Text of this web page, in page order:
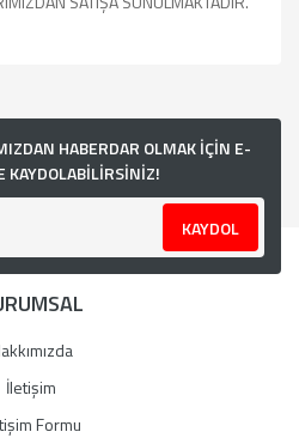
ederiz.
veya görüntülenemiyor.
bilgiler bulunuyor.
daha pahalı.
HABERDAR OLMAK İÇİN E-
KAYDOLABİLİRSİNİZ!
KAYDOL
İletişim
Formu